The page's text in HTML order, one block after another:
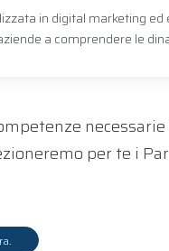
in digital marketing
a comprendere le
per te i